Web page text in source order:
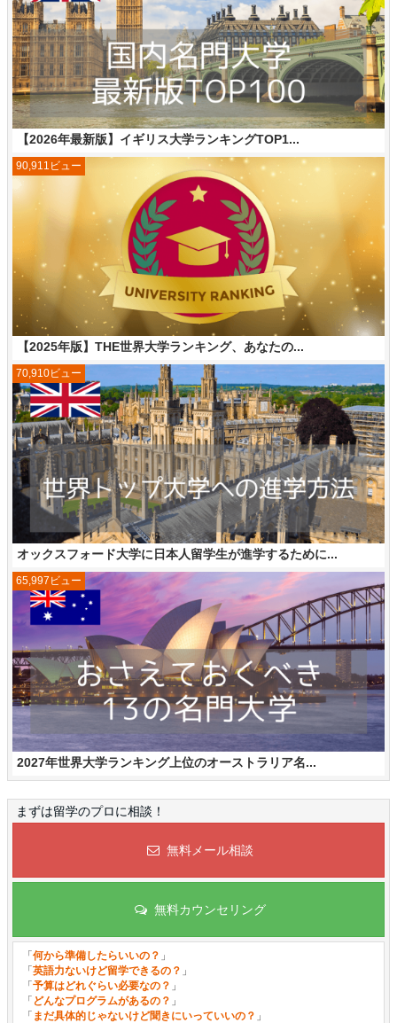
【2026年最新版】イギリス大学ランキングTOP1...
【2025年版】THE世界大学ランキング、あなたの...
90,911ビュー
オックスフォード大学に日本人留学生が進学するために...
70,910ビュー
2027年世界大学ランキング上位のオーストラリア名...
65,997ビュー
まずは留学のプロに相談！
無料メール相談
無料カウンセリング
「何から準備したらいいの？ 」
「英語力ないけど留学できるの？ 」
「予算はどれぐらい必要なの？ 」
「 どんなプログラムがあるの？ 」
「 まだ具体的じゃないけど聞きにいっていいの？ 」